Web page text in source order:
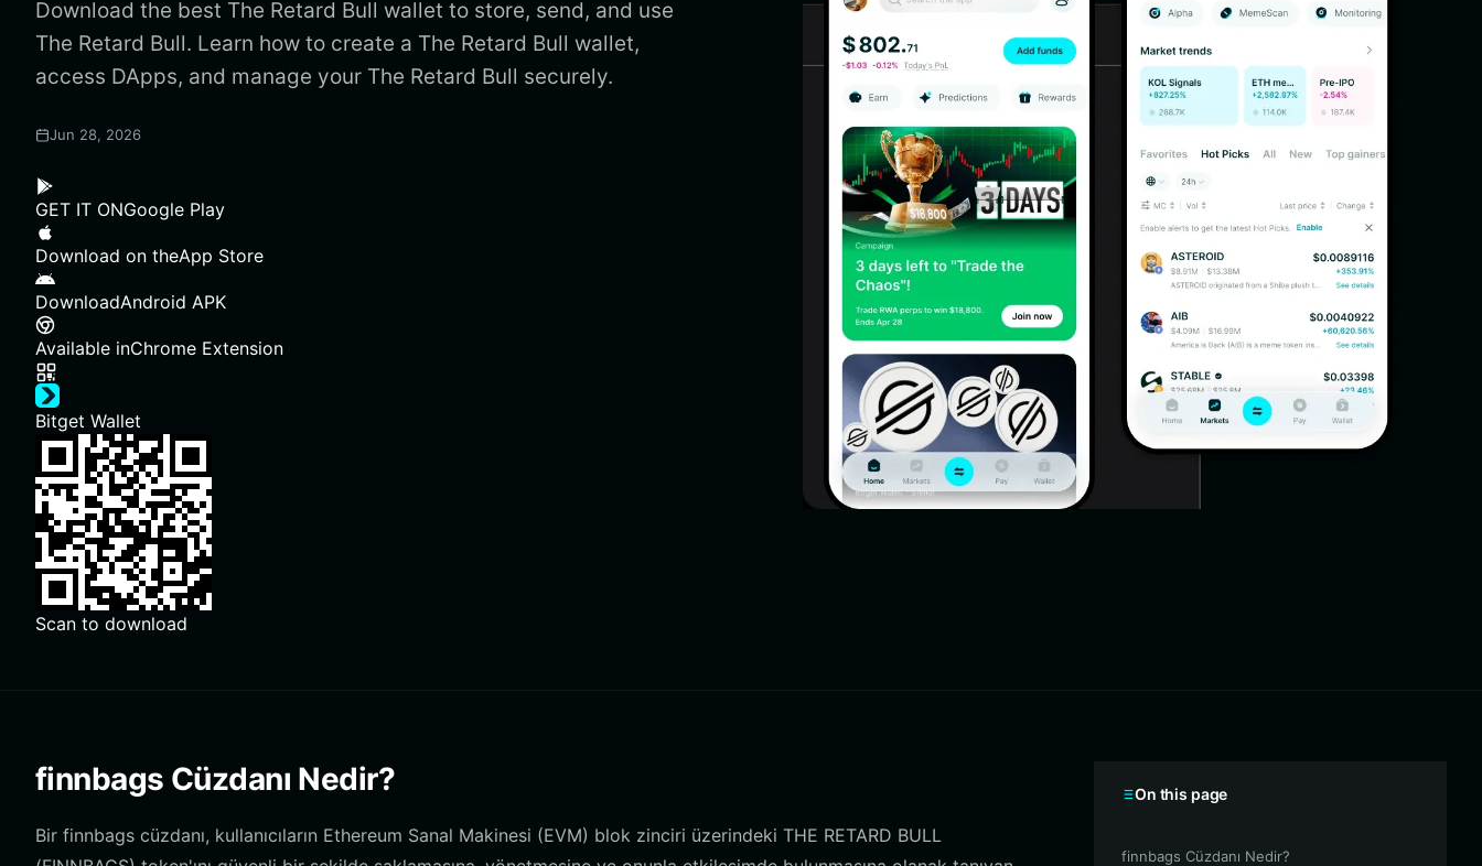
Download the best The Retard Bull wallet to store, send, and use
The Retard Bull. Learn how to create a The Retard Bull wallet,
access DApps, and manage your The Retard Bull securely.
Jun 28, 2026
GET IT ONGoogle Play
Download on theApp Store
DownloadAndroid APK
Available inChrome Extension
Bitget Wallet
Scan to download
finnbags Cüzdanı Nedir?
Bir finnbags cüzdanı, kullanıcıların Ethereum Sanal Makinesi (EVM) blok zinciri üzerindeki THE RETARD BULL
On this page
finnbags Cüzdanı Nedir?